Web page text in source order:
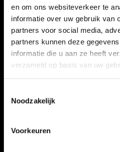
en om ons websiteverkeer te
informatie over uw gebruik van
partners voor social media,
partners kunnen deze
informatie die u aan ze heeft
verzameld op basis van uw
Noodzakelijk
Voorkeuren
VERHALEN
NIEUWS
KALENDER
ACTIVITEITEN